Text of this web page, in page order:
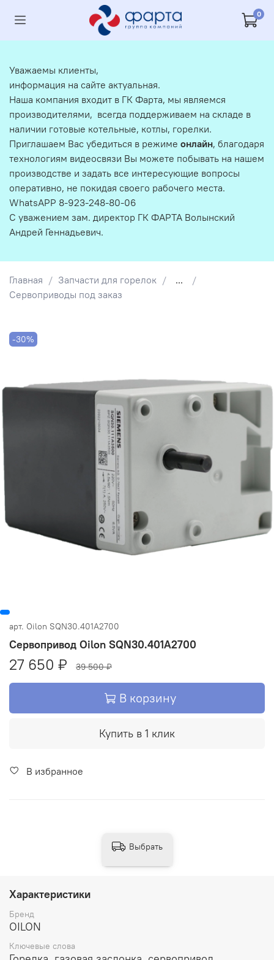
0
Главная Запчасти для горелок
...
Сервоприводы под заказ
-30%
арт. Oilon SQN30.401A2700
Сервопривод Oilon SQN30.401A2700
27 650 ₽ 39 500 ₽
В корзину
Купить в 1 клик
В избранное
Характеристики
Бренд
OILON
Ключевые слова
Выбрать
Уважаемы клиенты,
информация на сайте актуальная.
Наша компания входит в ГК Фарта, мы являемся
производителями, всегда поддерживаем на складе в
наличии готовые котельные, котлы, горелки.
Приглашаем Вас убедиться в режиме онлайн, благодаря
технологиям видеосвязи Вы можете побывать на нашем
производстве и задать все интересующие вопросы
оперативно, не покидая своего рабочего места.
WhatsAPP 8-923-248-80-06
С уважением зам. директор ГК ФАРТА Волынский
Андрей Геннадьевич.